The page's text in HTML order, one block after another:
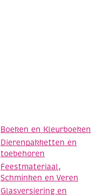
Boeken en Kleurboeken
Dierenpakketten en
toebehoren
Feestmateriaal,
Schminken en Veren
Glasversiering en